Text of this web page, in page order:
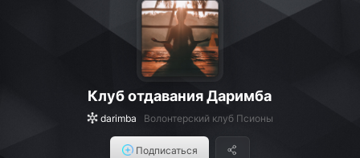
Клуб отдавания Даримба
darimba Волонтерский клуб Псионы
Подписаться